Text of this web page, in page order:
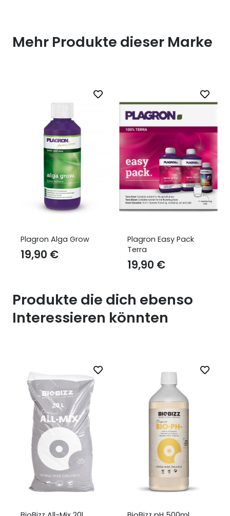
Mehr Produkte dieser Marke
Plagron Alga Grow
19,90 €
Plagron Easy Pack
Terra
19,90 €
Produkte die dich ebenso
Interessieren könnten